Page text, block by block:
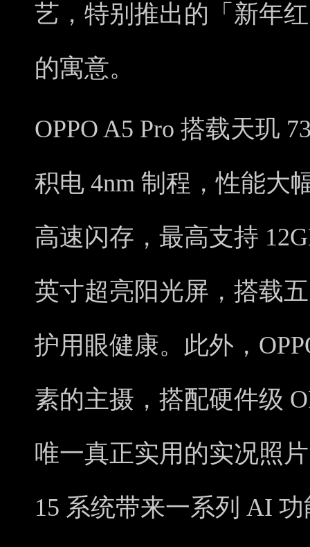
艺，特别推出的「新年
的寓意。
OPPO A5 Pro 搭载天玑
积电 4nm 制程，性能大
高速闪存，最高支持
英寸超亮阳光屏，搭载
护用眼健康。此外，
素的主摄，搭配硬件级
唯一真正实用的实况照
15 系统带来一系列 AI